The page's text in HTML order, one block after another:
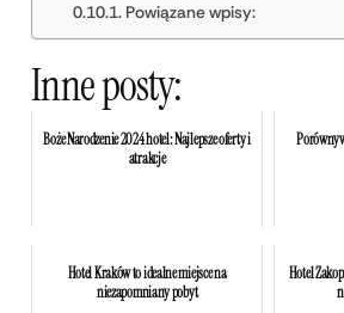
Powiązane wpisy:
Inne posty:
Boże Narodzenie 2024 hotel: Najlepsze oferty i
atrakcje
Hotel Kraków to idealne miejsce na
niezapomniany pobyt
Hotel